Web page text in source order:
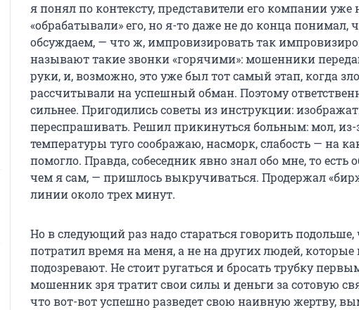
я понял по контексту, представители его компании уже
«обрабатывали» его, но я-то даже не до конца понимал,
обсуждаем, — что ж, импровизировать так
называют такие звонки «горячими»: мошенники
руки, и, возможно, это уже был тот самый этап, когда
рассчитывали на успешный обман. Поэтому
сильнее. Пригодились советы из инструкции:
переспрашивать. Решил прикинуться больным: мол, из-
температуры туго соображаю, насморк, слабость — на
помогло. Правда, собеседник явно знал обо мне, то есть
чем я сам, — пришлось выкручиваться. Продержал
линии около трех минут.
Но в следующий раз надо стараться говорить
потратил время на меня, а не на других людей, которые
подозревают. Не стоит ругаться и бросать трубку
мошенник зря тратит свои силы и деньги за сотовую
что вот-вот успешно разведет свою наивную жертву,